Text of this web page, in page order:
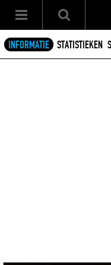
INFORMATIE STATISTIEKEN